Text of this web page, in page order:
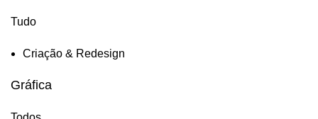
Tudo
Criação & Redesign
Gráfica